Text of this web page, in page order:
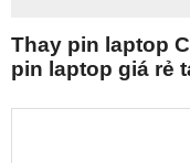
Thay pin laptop
pin laptop giá rẻ